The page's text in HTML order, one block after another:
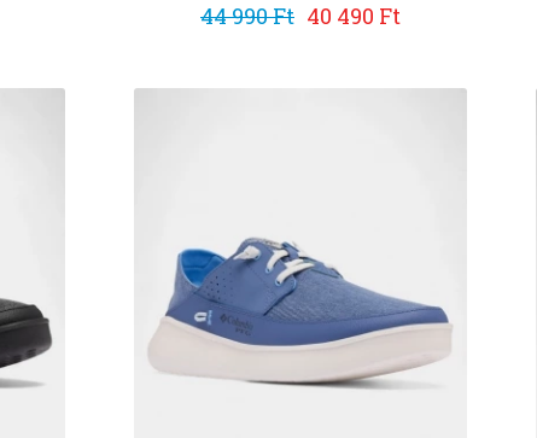
44 990 Ft 40 490 Ft